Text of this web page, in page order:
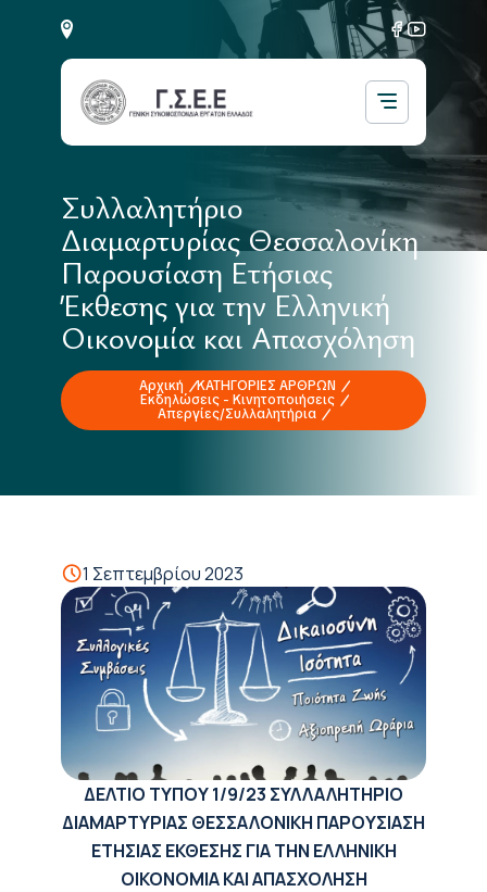
Συλλαλητήριο
Διαμαρτυρίας Θεσσαλονίκη
Παρουσίαση Ετήσιας
Έκθεσης για την Ελληνική
Οικονομία και Απασχόληση
Αρχική
ΚΑΤΗΓΟΡΙΕΣ ΑΡΘΡΩΝ
Εκδηλώσεις - Κινητοποιήσεις
Απεργίες/Συλλαλητήρια
1 Σεπτεμβρίου 2023
ΔΕΛΤΙΟ ΤΥΠΟΥ1/9/23 ΣΥΛΛΑΛΗΤΗΡΙΟ
ΔΙΑΜΑΡΤΥΡΙΑΣ ΘΕΣΣΑΛΟΝΙΚΗ ΠΑΡΟΥΣΙΑΣΗ
ΕΤΗΣΙΑΣ ΕΚΘΕΣΗΣ ΓΙΑ ΤΗΝ ΕΛΛΗΝΙΚΗ
ΟΙΚΟΝΟΜΙΑ ΚΑΙ ΑΠΑΣΧΟΛΗΣΗ